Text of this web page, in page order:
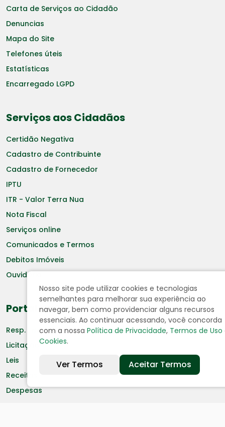
Carta de Serviços ao Cidadão
Denuncias
Mapa do Site
Telefones úteis
Estatísticas
Encarregado LGPD
Serviços aos Cidadãos
Certidão Negativa
Cadastro de Contribuinte
Cadastro de Fornecedor
IPTU
ITR - Valor Terra Nua
Nota Fiscal
Serviços online
Comunicados e Termos
Debitos Imóveis
Ouvidoria
Portal da Transparência
Resp. Fiscal
Licitação
Leis
Receitas
Despesas
Nosso site pode utilizar cookies e tecnologias
semelhantes para melhorar sua experiência ao
navegar, bem como providenciar alguns recursos
essenciais. Ao continuar acessando, você concorda
com a nossaPolítica de Privacidade, Termos de Uso
Cookies.
Ver Termos Aceitar Termos